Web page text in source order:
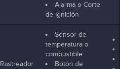
Alarma o Corte
de Ignición
Rastreador
Sensor de
temperatura o
combustible
Botón de